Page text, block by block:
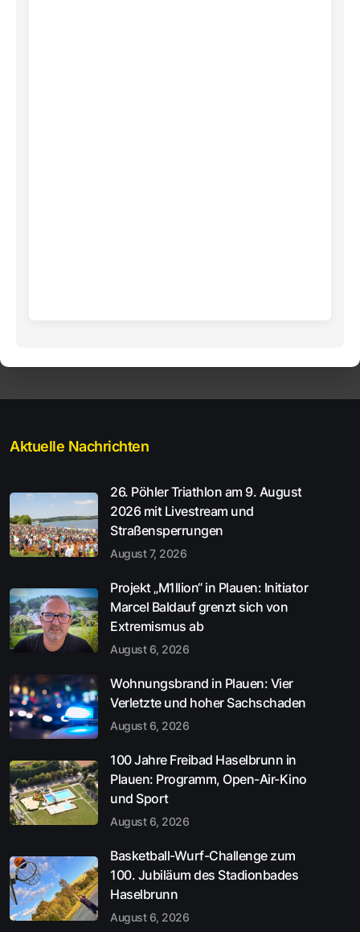
Aktuelle Nachrichten
26. Pöhler Triathlon am 9. August
2026 mit Livestream und
Straßensperrungen
August 7, 2026
Projekt „M1llion“ in Plauen: Initiator
Marcel Baldauf grenzt sich von
Extremismus ab
August 6, 2026
Wohnungsbrand in Plauen: Vier
Verletzte und hoher Sachschaden
August 6, 2026
100 Jahre Freibad Haselbrunn in
Plauen: Programm, Open-Air-Kino
und Sport
August 6, 2026
Basketball-Wurf-Challenge zum
100. Jubiläum des Stadionbades
Haselbrunn
August 6, 2026